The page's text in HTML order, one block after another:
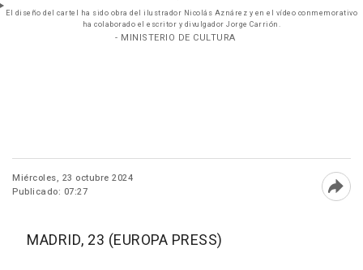
El diseño del cartel ha sido obra del ilustrador Nicolás Aznárez y en el vídeo conmemorativo
ha colaborado el escritor y divulgador Jorge Carrión.
- MINISTERIO DE CULTURA
Miércoles, 23 octubre 2024
Publicado: 07:27
MADRID, 23 (EUROPA PRESS)